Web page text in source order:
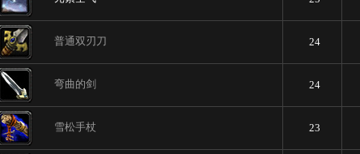
普通双刃刀 24
弯曲的剑 24
雪松手杖 23